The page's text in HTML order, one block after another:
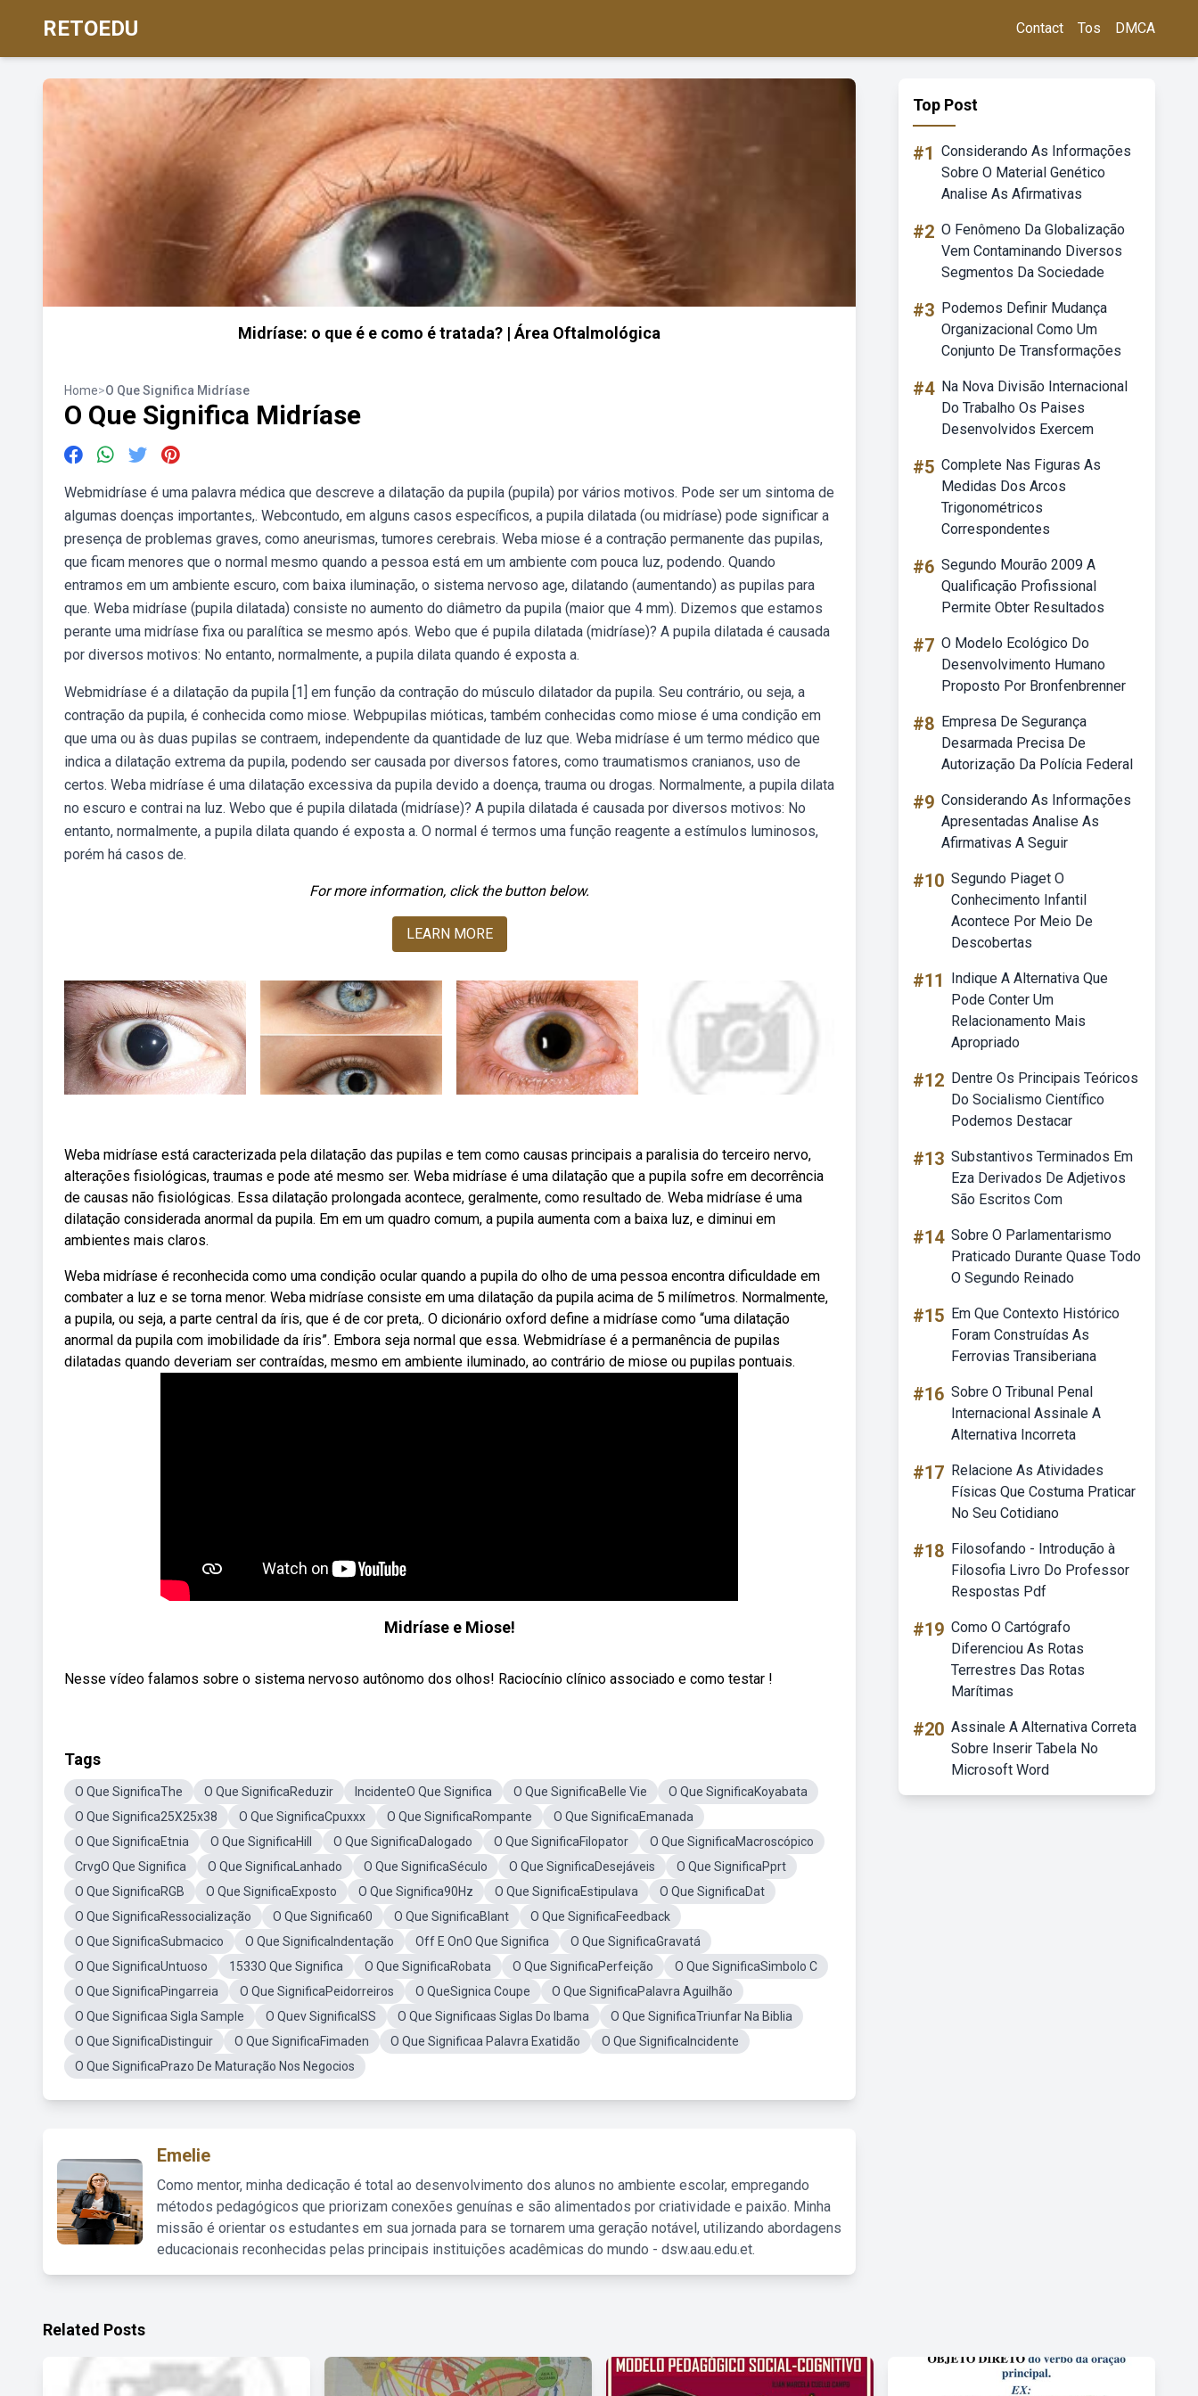
RETOEDU Contact Tos DMCA
Midríase: o que é e como é tratada? | Área Oftalmológica
Home>O Que Significa Midríase
O Que Significa Midríase
Webmidríase é uma palavra médica que descreve a dilatação da pupila (pupila) por vários motivos. Pode ser um sintoma de
algumas doenças importantes,. Webcontudo, em alguns casos específicos, a pupila dilatada (ou midríase) pode significar a
presença de problemas graves, como aneurismas, tumores cerebrais. Weba miose é a contração permanente das pupilas,
que ficam menores que o normal mesmo quando a pessoa está em um ambiente com pouca luz, podendo. Quando
entramos em um ambiente escuro, com baixa iluminação, o sistema nervoso age, dilatando (aumentando) as pupilas para
que. Weba midríase (pupila dilatada) consiste no aumento do diâmetro da pupila (maior que 4 mm). Dizemos que estamos
perante uma midríase fixa ou paralítica se mesmo após. Webo que é pupila dilatada (midríase)? A pupila dilatada é causada
por diversos motivos: No entanto, normalmente, a pupila dilata quando é exposta a.
Webmidríase é a dilatação da pupila [1] em função da contração do músculo dilatador da pupila. Seu contrário, ou seja, a
contração da pupila, é conhecida como miose. Webpupilas mióticas, também conhecidas como miose é uma condição em
que uma ou às duas pupilas se contraem, independente da quantidade de luz que. Weba midríase é um termo médico que
indica a dilatação extrema da pupila, podendo ser causada por diversos fatores, como traumatismos cranianos, uso de
certos. Weba midríase é uma dilatação excessiva da pupila devido a doença, trauma ou drogas. Normalmente, a pupila dilata
no escuro e contrai na luz. Webo que é pupila dilatada (midríase)? A pupila dilatada é causada por diversos motivos: No
entanto, normalmente, a pupila dilata quando é exposta a. O normal é termos uma função reagente a estímulos luminosos,
porém há casos de.
For more information, click the button below.
LEARN MORE
Weba midríase está caracterizada pela dilatação das pupilas e tem como causas principais a paralisia do terceiro nervo,
alterações fisiológicas, traumas e pode até mesmo ser. Weba midríase é uma dilatação que a pupila sofre em decorrência
de causas não fisiológicas. Essa dilatação prolongada acontece, geralmente, como resultado de. Weba midríase é uma
dilatação considerada anormal da pupila. Em em um quadro comum, a pupila aumenta com a baixa luz, e diminui em
ambientes mais claros.
Weba midríase é reconhecida como uma condição ocular quando a pupila do olho de uma pessoa encontra dificuldade em
combater a luz e se torna menor. Weba midríase consiste em uma dilatação da pupila acima de 5 milímetros. Normalmente,
a pupila, ou seja, a parte central da íris, que é de cor preta,. O dicionário oxford define a midríase como “uma dilatação
anormal da pupila com imobilidade da íris”. Embora seja normal que essa. Webmidríase é a permanência de pupilas
dilatadas quando deveriam ser contraídas, mesmo em ambiente iluminado, ao contrário de miose ou pupilas pontuais.
Midríase e Miose!
Nesse vídeo falamos sobre o sistema nervoso autônomo dos olhos! Raciocínio clínico associado e como testar !
Tags
O Que SignificaThe O Que SignificaReduzir IncidenteO Que Significa O Que SignificaBelle Vie
O Que SignificaKoyabata
O Que Significa25X25x38
O Que SignificaCpuxxx O Que SignificaRompante
O Que SignificaEmanada
O Que SignificaEtnia
O Que SignificaHill O Que SignificaDalogado O Que SignificaFilopator
O Que SignificaMacroscópico
CrvgO Que Significa
O Que SignificaLanhado O Que SignificaSéculo O Que SignificaDesejáveis
O Que SignificaPprt
O Que SignificaRGB
O Que SignificaExposto O Que Significa90Hz O Que SignificaEstipulava
O Que SignificaDat
O Que SignificaRessocialização
O Que Significa60 O Que SignificaBlant
O Que SignificaFeedback
O Que SignificaSubmacico
O Que SignificaIndentação Off E OnO Que Significa
O Que SignificaGravatá
O Que SignificaUntuoso
1533O Que Significa O Que SignificaRobata O Que SignificaPerfeição
O Que SignificaSimbolo C
O Que SignificaPingarreia
O Que SignificaPeidorreiros O QueSignica Coupe
O Que SignificaPalavra Aguilhão
O Que Significaa Sigla Sample
O Quev SignificaISS O Que Significaas Siglas Do Ibama
O Que SignificaTriunfar Na Biblia
O Que SignificaDistinguir
O Que SignificaFimaden O Que Significaa Palavra Exatidão
O Que SignificaIncidente
O Que SignificaPrazo De Maturação Nos Negocios
Emelie
Como mentor, minha dedicação é total ao desenvolvimento dos alunos no ambiente escolar, empregando
métodos pedagógicos que priorizam conexões genuínas e são alimentados por criatividade e paixão. Minha
missão é orientar os estudantes em sua jornada para se tornarem uma geração notável, utilizando abordagens
educacionais reconhecidas pelas principais instituições acadêmicas do mundo - dsw.aau.edu.et.
Top Post
#1 Considerando As Informações
Sobre O Material Genético
Analise As Afirmativas
#2 O Fenômeno Da Globalização
Vem Contaminando Diversos
Segmentos Da Sociedade
#3 Podemos Definir Mudança
Organizacional Como Um
Conjunto De Transformações
#4 Na Nova Divisão Internacional
Do Trabalho Os Paises
Desenvolvidos Exercem
#5 Complete Nas Figuras As
Medidas Dos Arcos
Trigonométricos
Correspondentes
#6 Segundo Mourão 2009 A
Qualificação Profissional
Permite Obter Resultados
#7 O Modelo Ecológico Do
Desenvolvimento Humano
Proposto Por Bronfenbrenner
#8 Empresa De Segurança
Desarmada Precisa De
Autorização Da Polícia Federal
#9 Considerando As Informações
Apresentadas Analise As
Afirmativas A Seguir
#10 Segundo Piaget O
Conhecimento Infantil
Acontece Por Meio De
Descobertas
#11
Indique A Alternativa Que
Pode Conter Um
Relacionamento Mais
Apropriado
#12 Dentre Os Principais Teóricos
Do Socialismo Científico
Podemos Destacar
#13 Substantivos Terminados Em
Eza Derivados De Adjetivos
São Escritos Com
#14 Sobre O Parlamentarismo
Praticado Durante Quase Todo
O Segundo Reinado
#15 Em Que Contexto Histórico
Foram Construídas As
Ferrovias Transiberiana
#16 Sobre O Tribunal Penal
Internacional Assinale A
Alternativa Incorreta
#17 Relacione As Atividades
Físicas Que Costuma Praticar
No Seu Cotidiano
#18 Filosofando - Introdução à
Filosofia Livro Do Professor
Respostas Pdf
#19 Como O Cartógrafo
Diferenciou As Rotas
Terrestres Das Rotas
Marítimas
#20 Assinale A Alternativa Correta
Sobre Inserir Tabela No
Microsoft Word
Related Posts